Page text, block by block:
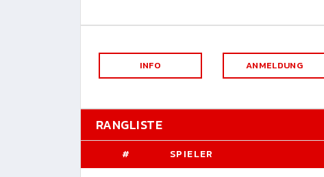
INFO ANMELDUNG
RANGLISTE
# SPIELER